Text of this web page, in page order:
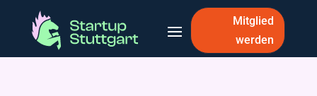
Mitglied
werden